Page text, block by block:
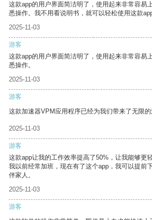
这款app的用户界面简洁明了，使用起来非常容易
悉操作。我不用看说明书，就可以轻松使用这款app
2025-11-03
游客
这款app的用户界面简洁明了，使用起来非常容易
悉操作。
2025-11-03
游客
这款加速器VPM应用程序已经为我们带来了无限的
2025-11-03
游客
这款app让我的工作效率提高了50%，让我能够更
我以前经常加班，现在有了这个app，我可以提前
伴家人。
2025-11-03
游客